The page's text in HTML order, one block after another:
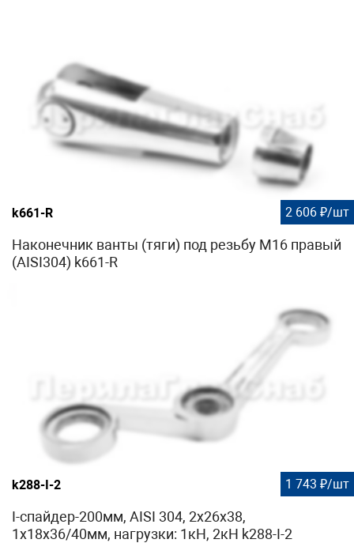
k661-R 2 606 ₽/шт
Наконечник ванты (тяги) под резьбу М16 правый
(AISI304) k661-R
k288-I-2 1 743 ₽/шт
I-спайдер-200мм, AISI 304, 2х26х38,
1х18х36/40мм, нагрузки: 1кН, 2кН k288-I-2